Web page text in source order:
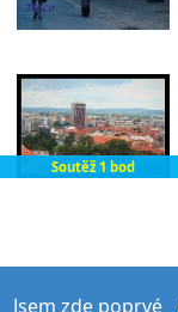
Soutěž 1 bod
Jsem zde poprvé